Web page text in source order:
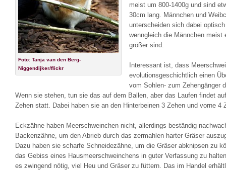
Foto: Tanja van den Berg-
Niggendijker/flickr
meist um 800-1400g und sind
30cm lang. Männchen und
unterscheiden sich dabei
wenngleich die Männchen meist
größer sind.
Interessant ist, dass
evolutionsgeschichtlich einen
vom Sohlen- zum Zehengänger
Wenn sie stehen, tun sie das auf dem Ballen, aber das Laufen findet
Zehen statt. Dabei haben sie an den Hinterbeinen 3 Zehen und vorne 4
Eckzähne haben Meerschweinchen nicht, allerdings beständig
Backenzähne, um den Abrieb durch das zermahlen harter Gräser
Dazu haben sie scharfe Schneidezähne, um die Gräser abknipsen zu
das Gebiss eines Hausmeerschweinchens in guter Verfassung zu
es zwingend nötig, viel Heu und Gräser zu füttern. Das im Handel